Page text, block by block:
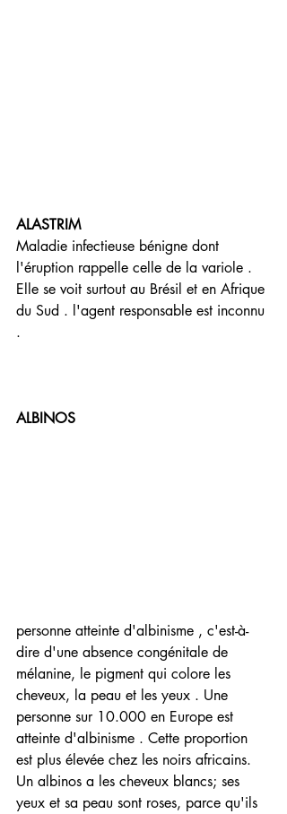
ALASTRIM
Maladie infectieuse bénigne dont
l'éruption rappelle celle de la variole .
Elle se voit surtout au Brésil et en Afrique
du Sud . l'agent responsable est inconnu
.
ALBINOS
personne atteinte d'albinisme , c'est-à-
dire d'une absence congénitale de
mélanine, le pigment qui colore les
cheveux, la peau et les yeux . Une
personne sur 10.000 en Europe est
atteinte d'albinisme . Cette proportion
est plus élevée chez les noirs africains.
Un albinos a les cheveux blancs; ses
yeux et sa peau sont roses, parce qu'ils